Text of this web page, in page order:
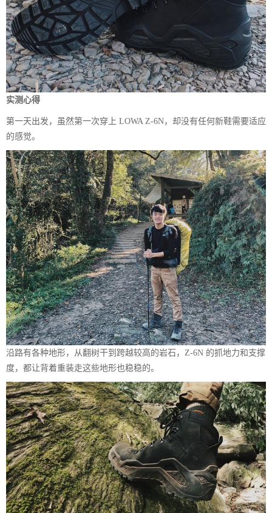
实测心得
第一天出发，虽然第一次穿上 LOWA Z-6N，却没有任何新鞋需要适应
的感觉。
沿路有各种地形，从翻树干到跨越较高的岩石，Z-6N 的抓地力和支撑
度，都让背着重装走这些地形也稳稳的。